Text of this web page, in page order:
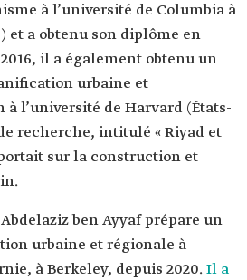
à l’université de Columbia à
et a obtenu son diplôme en
il a également obtenu un
urbaine et
l’université de Harvard (États-
recherche, intitulé « Riyad et
sur la construction et
ben Ayyaf prépare un
urbaine et régionale à
à Berkeley, depuis 2020.Il a